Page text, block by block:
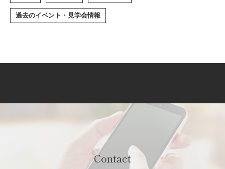
過去のイベント・見学会情報
Contact